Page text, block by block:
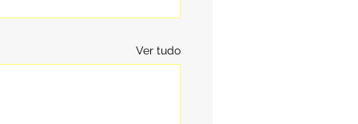
Ver tudo